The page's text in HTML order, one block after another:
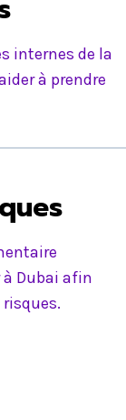
internes de la
à prendre
Dubai afin